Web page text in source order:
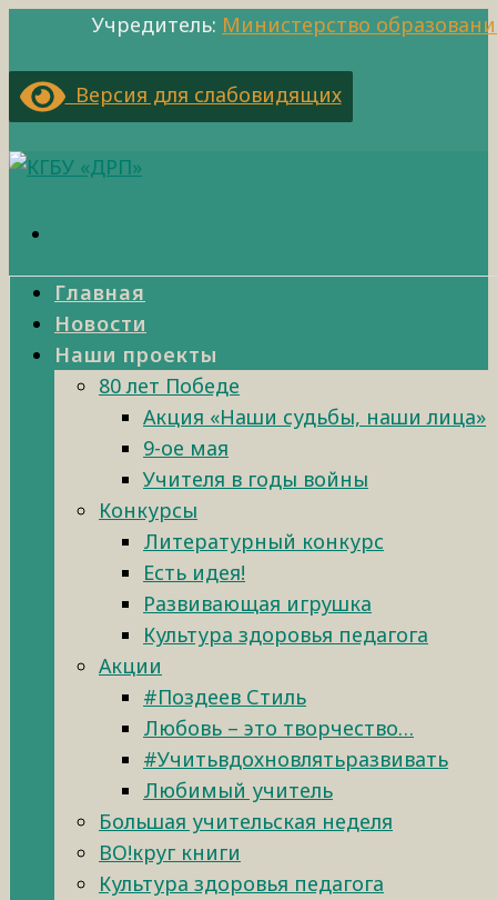
Учредитель: Министерство
Версия для слабовидящих
Главная
Новости
Наши проекты
80 лет Победе
Акция «Наши судьбы, наши лица»
9-ое мая
Учителя в годы войны
Конкурсы
Литературный конкурс
Есть идея!
Развивающая игрушка
Культура здоровья педагога
Акции
#Поздеев Стиль
Любовь – это творчество…
#Учитьвдохновлятьразвивать
Любимый учитель
Большая учительская неделя
ВО!круг книги
Культура здоровья педагога